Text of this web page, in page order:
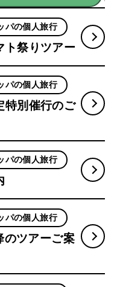
パの個人旅行
ト祭りツアー
パの個人旅行
特別催行のご
パの個人旅行
パの個人旅行
のツアーご案